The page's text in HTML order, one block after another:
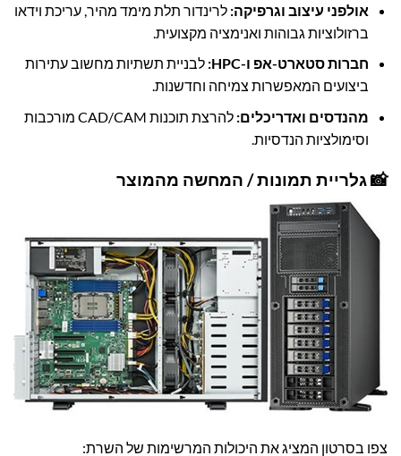
אולפני עיצוב וגרפיקה: לרינדור תלת מימד מהיר, עריכת וידאו
ברזולוציות גבוהות ואנימציה מקצועית.
חברות סטארט-אפ ו-HPC:
לבניית תשתיות מחשוב עתירות
ביצועים המאפשרות צמיחה וחדשנות.
מהנדסים ואדריכלים:
להרצת תוכנות CAD/CAM מורכבות
וסימולציות הנדסיות.
📸 גלריית תמונות / המחשה מהמוצר
צפו בסרטון המציג את היכולות המרשימות של השרת: